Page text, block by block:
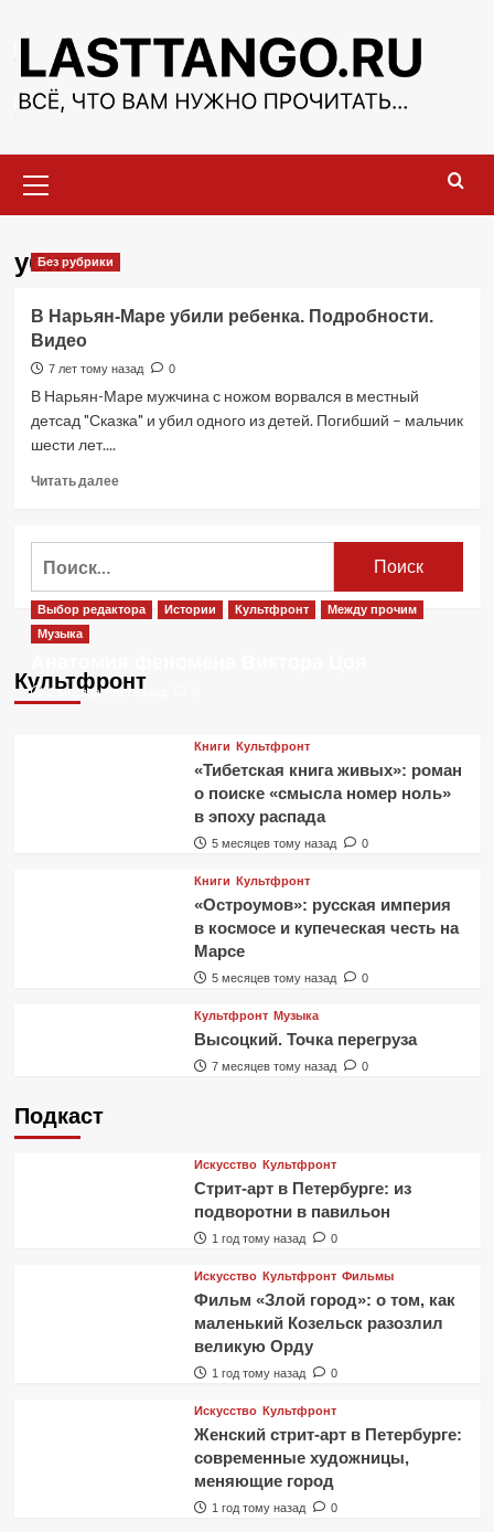
содержимому
меню
убит
Без рубрики
В Нарьян-Маре убили ребенка. Подробности.
Видео
7 лет тому назад 0
В Нарьян-Маре мужчина с ножом ворвался в местный
детсад "Сказка" и убил одного из детей. Погибший – мальчик
шести лет....
Читать далееПрочитать
В
убили
ребенка.
Культфронт
Выбор редактора Истории Культфронт
Между прочим
Музыка
2 месяца тому назад
Книги Культфронт
«Тибетская книга живых»: роман
о поиске «смысла номер ноль»
в эпоху распада
5 месяцев тому назад 0
Книги Культфронт
«Остроумов»: русская империя
в космосе и купеческая честь на
Марсе
5 месяцев тому назад 0
Культфронт Музыка
Высоцкий. Точка перегруза
7 месяцев тому назад 0
Подкаст
Искусство Культфронт
Стрит-арт в Петербурге: из
подворотни в павильон
1 год тому назад 0
Искусство Культфронт Фильмы
Фильм «Злой город»: о том, как
маленький Козельск разозлил
великую Орду
1 год тому назад 0
Искусство Культфронт
Женский стрит-арт в Петербурге:
современные художницы,
меняющие город
1 год тому назад 0